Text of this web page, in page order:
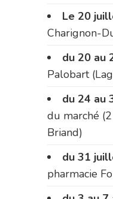
Le 20
Charignon-
du 20 au
Palobart
du 24 au
du marché
Briand)
du 31
pharmacie